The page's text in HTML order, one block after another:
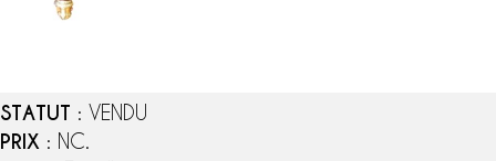
STATUT : VENDU
PRIX : NC.